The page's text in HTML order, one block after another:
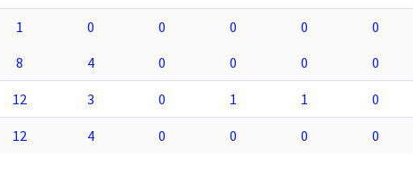
1 0 0 0 0 0
8 4 0 0 0 0
12 3 0 1 1 0
12 4 0 0 0 0